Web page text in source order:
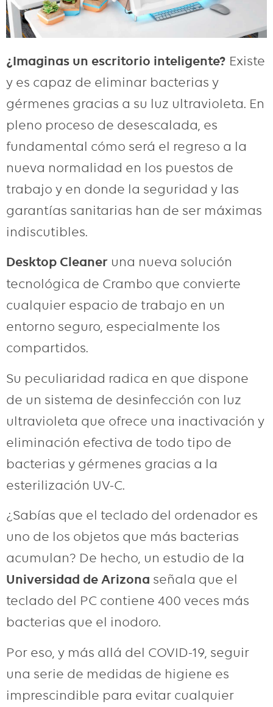
¿Imaginas un escritorio inteligente? Existe
y es capaz de eliminar bacterias y
gérmenes gracias a su luz ultravioleta. En
pleno proceso de desescalada, es
fundamental cómo será el regreso a la
nueva normalidad en los puestos de
trabajo y en donde la seguridad y las
garantías sanitarias han de ser máximas
indiscutibles.
Desktop Cleaner una nueva solución
tecnológica de Crambo que convierte
cualquier espacio de trabajo en un
entorno seguro, especialmente los
compartidos.
Su peculiaridad radica en que dispone
de un sistema de desinfección con luz
ultravioleta que ofrece una inactivación y
eliminación efectiva de todo tipo de
bacterias y gérmenes gracias a la
esterilización UV-C.
¿Sabías que el teclado del ordenador es
uno de los objetos que más bacterias
acumulan? De hecho, un estudio de la
Universidad de Arizona señala que el
teclado del PC contiene 400 veces más
bacterias que el inodoro.
Por eso, y más allá del COVID-19, seguir
una serie de medidas de higiene es
imprescindible para evitar cualquier